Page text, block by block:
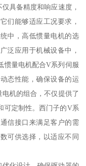
具备精度和响应速度，
们能够适应工况要求，
中，高低惯量电机的选
泛应用于机械设备中，
惯量电机配合V系列伺服
态性能，确保设备的运
机的组合，不仅提供了
可定制性。西门子的V系
信接口来满足客户的需
可供选择，以适应不同